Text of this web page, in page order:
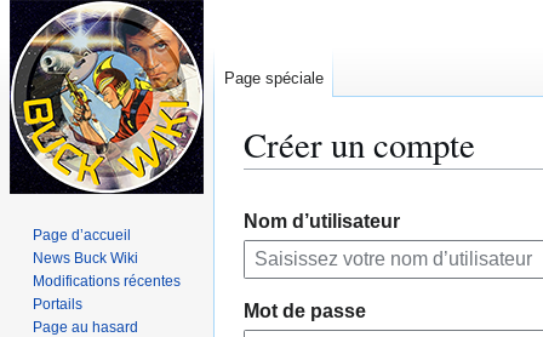
Créer un compte
à
navigation
à
recherche
Nom d’utilisateur
Mot de passe
Page spéciale
Page d’accueil
News Buck Wiki
Modifications récentes
Portails
Page au hasard